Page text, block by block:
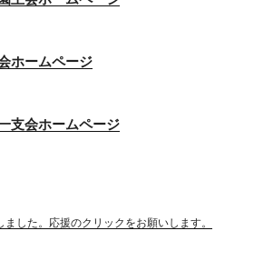
ホームページ
支会ホームページ
した。応援のクリックをお願いします。